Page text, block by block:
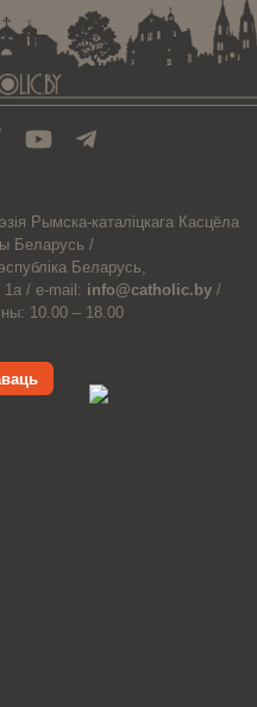
Рымска-каталіцкага Касцёла
Беларусь /
Беларусь,
1а / e-mail: info@catholic.by /
10.00 – 18.00